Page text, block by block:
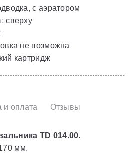
с аэратором
сверху
не возможна
картридж
и оплата Отзывы
TD 014.00.
мм.